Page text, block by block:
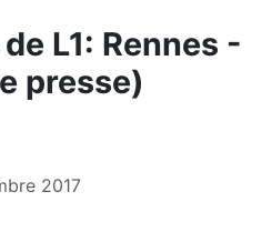
L1: Rennes -
presse)
2017